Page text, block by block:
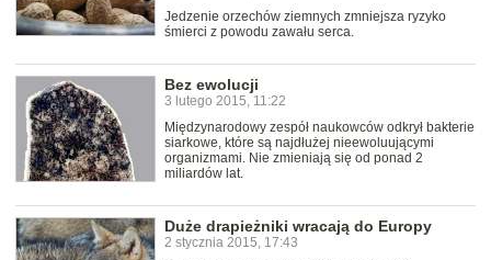
Jedzenie orzechów ziemnych zmniejsza ryzyko
śmierci z powodu zawału serca.
Bez ewolucji
3 lutego 2015, 11:22
Międzynarodowy zespół naukowców odkrył bakterie
siarkowe, które są najdłużej nieewoluującymi
organizmami. Nie zmieniają się od ponad 2
miliardów lat.
Duże drapieżniki wracają do Europy
2 stycznia 2015, 17:43